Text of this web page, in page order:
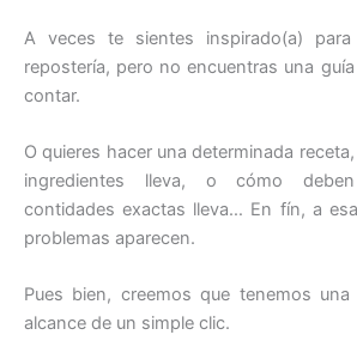
A veces te sientes inspirado(a)
repostería, pero no encuentras una
contar.
O quieres hacer una determinada
ingredientes lleva, o cómo
contidades exactas lleva… En fín, a
problemas aparecen.
Pues bien, creemos que tenemos
alcance de un simple clic.